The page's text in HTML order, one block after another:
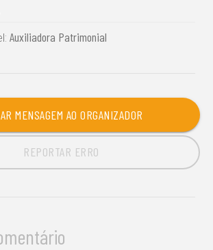
Auxiliadora Patrimonial
MENSAGEM AO ORGANIZADOR
REPORTAR ERRO